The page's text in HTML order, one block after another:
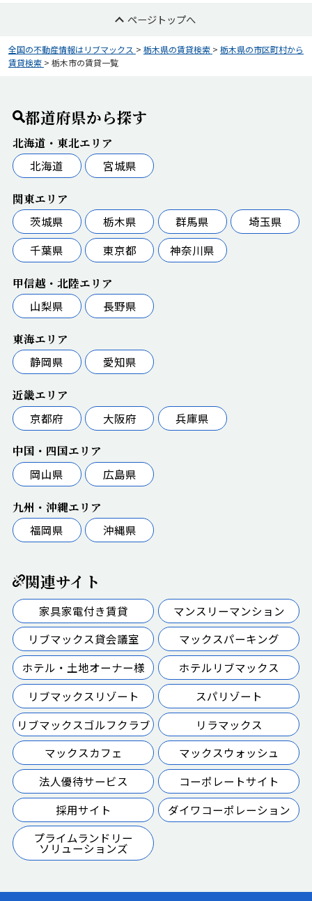
ページトップへ
全国の不動産情報はリブマックス > 栃木県の賃貸検索 > 栃木県の市区町村から
賃貸検索 > 栃木市の賃貸一覧
都道府県から探す
北海道・東北エリア
北海道
宮城県
関東エリア
茨城県
栃木県 群馬県
埼玉県
千葉県
東京都 神奈川県
甲信越・北陸エリア
山梨県
長野県
東海エリア
静岡県
愛知県
近畿エリア
京都府
大阪府 兵庫県
中国・四国エリア
岡山県
広島県
九州・沖縄エリア
福岡県
沖縄県
関連サイト
家具家電付き賃貸
マンスリーマンション
リブマックス貸会議室
マックスパーキング
ホテル・土地オーナー様
ホテルリブマックス
リブマックスリゾート
スパリゾート
リブマックスゴルフクラブ
リラマックス
マックスカフェ
マックスウォッシュ
法人優待サービス
コーポレートサイト
採用サイト
ダイワコーポレーション
プライムランドリー
ソリューションズ